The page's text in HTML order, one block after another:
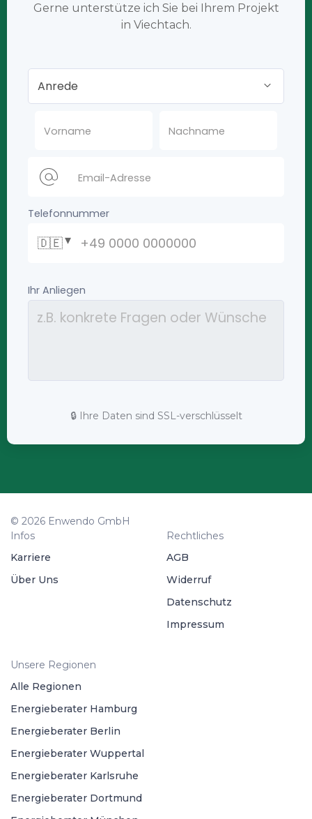
Gerne unterstütze ich Sie bei Ihrem Projekt
in Viechtach.
🔒 Ihre Daten sind SSL-verschlüsselt
© 2026 Enwendo GmbH
Infos
Karriere
Über Uns
Rechtliches
AGB
Widerruf
Datenschutz
Impressum
Unsere Regionen
Alle Regionen
Energieberater Hamburg
Energieberater Berlin
Energieberater Wuppertal
Energieberater Karlsruhe
Energieberater Dortmund